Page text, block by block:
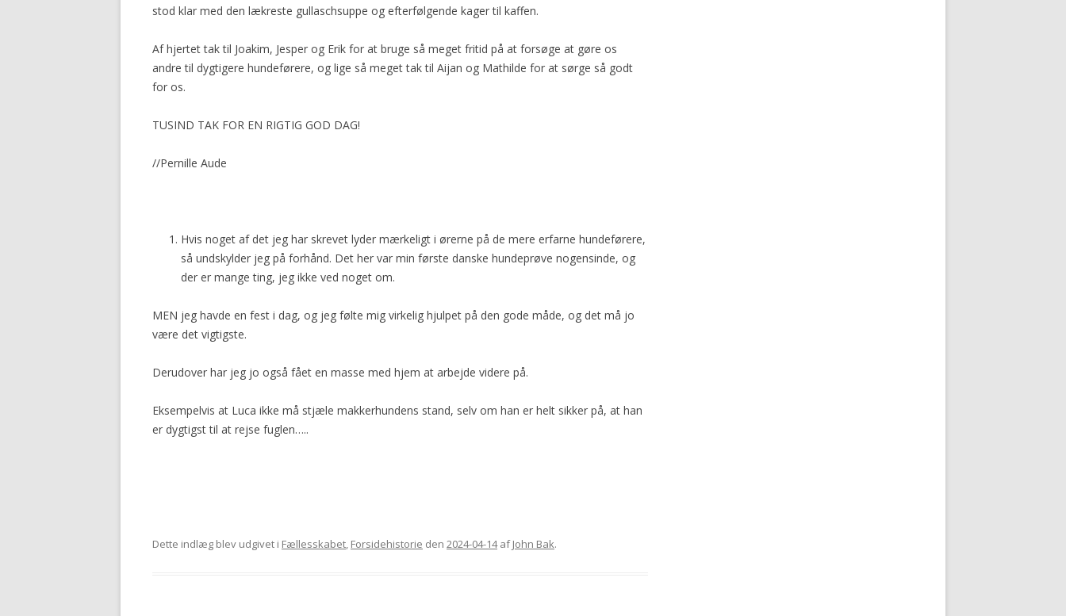
stod klar med den lækreste gullaschsuppe og efterfølgende kager til kaffen.
Af hjertet tak til Joakim, Jesper og Erik for at bruge så meget fritid på at forsøge at gøre os
andre til dygtigere hundeførere, og lige så meget tak til Aijan og Mathilde for at sørge så godt
for os.
TUSIND TAK FOR EN RIGTIG GOD DAG!
//Pernille Aude
Hvis noget af det jeg har skrevet lyder mærkeligt i ørerne på de mere erfarne hundeførere,
så undskylder jeg på forhånd. Det her var min første danske hundeprøve nogensinde, og
der er mange ting, jeg ikke ved noget om.
MEN jeg havde en fest i dag, og jeg følte mig virkelig hjulpet på den gode måde, og det må jo
være det vigtigste.
Derudover har jeg jo også fået en masse med hjem at arbejde videre på.
Eksempelvis at Luca ikke må stjæle makkerhundens stand, selv om han er helt sikker på, at han
er dygtigst til at rejse fuglen…..
Dette indlæg blev udgivet i Fællesskabet, Forsidehistorie den 2024-04-14afJohn Bak.